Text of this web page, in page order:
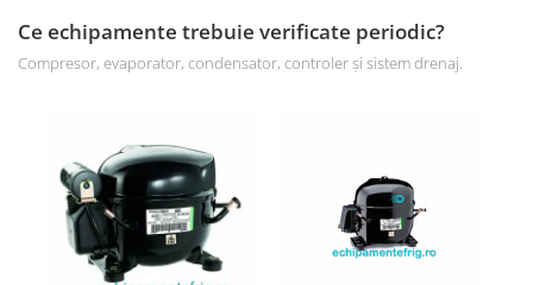
Ce echipamente trebuie verificate periodic?
Compresor, evaporator, condensator, controler și sistem drenaj.